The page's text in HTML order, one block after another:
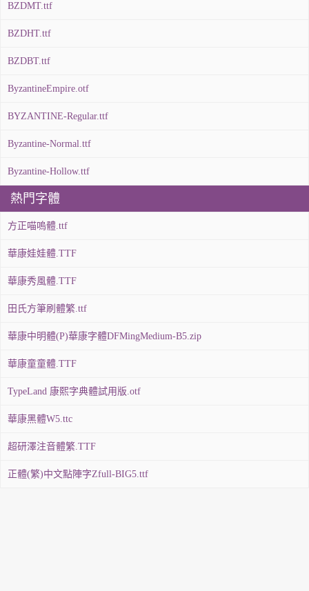
BZDMT.ttf
BZDHT.ttf
BZDBT.ttf
ByzantineEmpire.otf
BYZANTINE-Regular.ttf
Byzantine-Normal.ttf
Byzantine-Hollow.ttf
熱門字體
方正喵嗚體.ttf
華康娃娃體.TTF
華康秀風體.TTF
田氏方筆刷體繁.ttf
華康中明體(P)華康字體DFMingMedium-B5.zip
華康童童體.TTF
TypeLand 康熙字典體試用版.otf
華康黑體W5.ttc
超研澤注音體繁.TTF
正體(繁)中文點陣字Zfull-BIG5.ttf